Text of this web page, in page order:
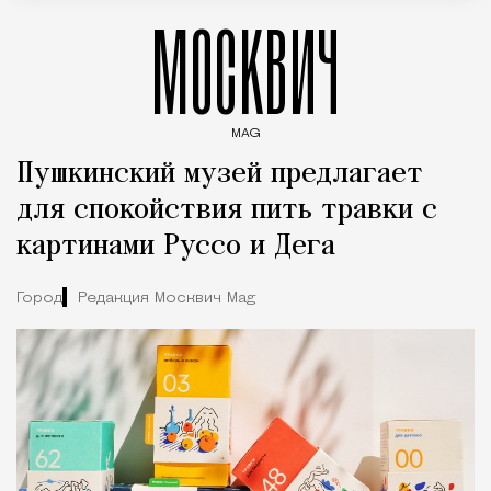
МОСКВИЧ
MAG
Пушкинский музей предлагает
для спокойствия пить травки с
картинами Руссо и Дега
Город Редакция Москвич Mag